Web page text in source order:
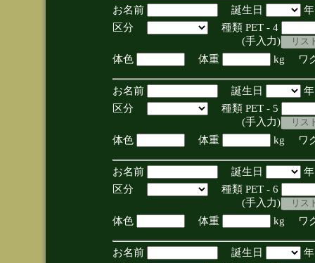
お名前 誕生日
区分
種類 PET - 4
(手入力)
体色
体重 kg ワ
お名前 誕生日
区分
種類 PET - 5
(手入力)
体色
体重 kg ワ
お名前 誕生日
区分
種類 PET - 6
(手入力)
体色
体重 kg ワ
お名前 誕生日